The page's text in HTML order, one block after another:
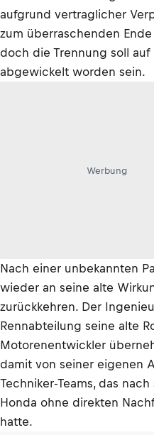
aufgrund vertraglicher
zum überraschenden
doch die Trennung soll auf
abgewickelt worden sein.
Werbung
Nach einer unbekannten
wieder an seine alte
zurückkehren. Der
Rennabteilung seine alte
Motorenentwickler
damit von seiner eigenen
Techniker-Teams, das
Honda ohne direkten
hatte.